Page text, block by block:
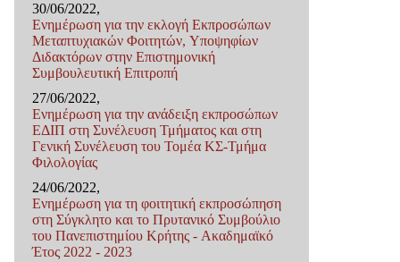
30/06/2022,
Ενημέρωση για την εκλογή Εκπροσώπων
Μεταπτυχιακών Φοιτητών, Υποψηφίων
Διδακτόρων στην Επιστημονική
Συμβουλευτική Επιτροπή
27/06/2022,
Ενημέρωση για την ανάδειξη εκπροσώπων
ΕΔΙΠ στη Συνέλευση Τμήματος και στη
Γενική Συνέλευση του Τομέα ΚΣ-Τμήμα
Φιλολογίας
24/06/2022,
Ενημέρωση για τη φοιτητική εκπροσώπηση
στη Σύγκλητο και το Πρυτανικό Συμβούλιο
του Πανεπιστημίου Κρήτης - Ακαδημαϊκό
Έτος 2022 - 2023